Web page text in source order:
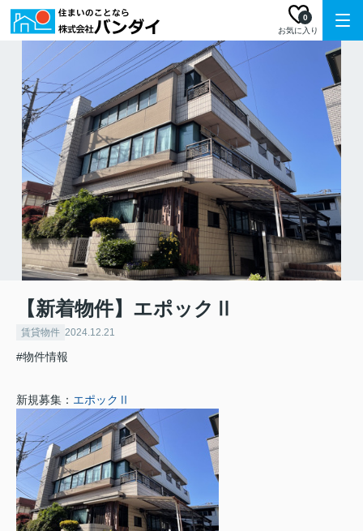
お気に入り
0
【新着物件】エポックⅡ
賃貸物件 2024.12.21
#物件情報
新規募集： エポックⅡ